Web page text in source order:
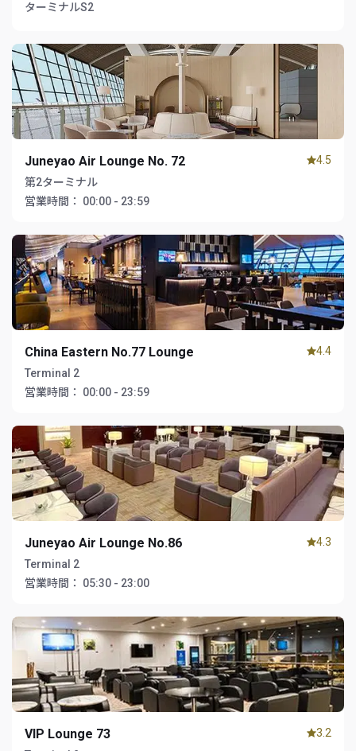
ターミナルS2
Juneyao Air Lounge No. 72
第2ターミナル
営業時間：
00:00 - 23:59
4.5
China Eastern No.77 Lounge
Terminal 2
営業時間：
00:00 - 23:59
4.4
Juneyao Air Lounge No.86
Terminal 2
営業時間：
05:30 - 23:00
4.3
VIP Lounge 73 3.2